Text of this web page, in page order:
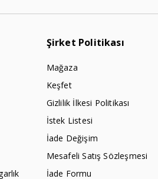
Şirket Politikası
Mağaza
Keşfet
Gizlilik İlkesi Politikası
İstek Listesi
İade Değişim
Mesafeli Satış Sözleşmesi
İade Formu